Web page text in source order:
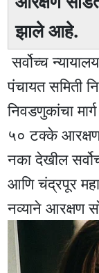
झाले आहे.
सर्वोच्च
पंचायत समिती
निवडणुकांचा
५० टक्के आरक्षण
नका देखील
आणि चंद्रपूर
नव्याने आरक्षण